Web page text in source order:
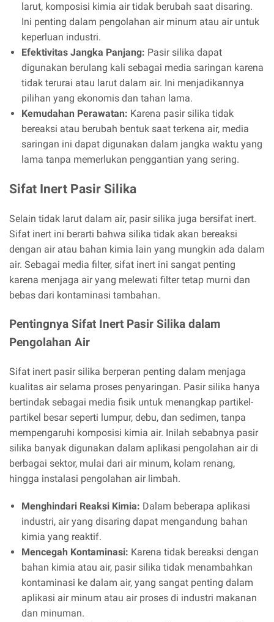
larut, komposisi kimia air tidak berubah saat disaring.
Ini penting dalam pengolahan air minum atau air untuk
keperluan industri.
Efektivitas Jangka Panjang: Pasir silika dapat
digunakan berulang kali sebagai media saringan karena
tidak terurai atau larut dalam air. Ini menjadikannya
pilihan yang ekonomis dan tahan lama.
Kemudahan Perawatan: Karena pasir silika tidak
bereaksi atau berubah bentuk saat terkena air, media
saringan ini dapat digunakan dalam jangka waktu yang
lama tanpa memerlukan penggantian yang sering.
Sifat Inert Pasir Silika
Selain tidak larut dalam air, pasir silika juga bersifat inert.
Sifat inert ini berarti bahwa silika tidak akan bereaksi
dengan air atau bahan kimia lain yang mungkin ada dalam
air. Sebagai media filter, sifat inert ini sangat penting
karena menjaga air yang melewati filter tetap murni dan
bebas dari kontaminasi tambahan.
Pentingnya Sifat Inert Pasir Silika dalam
Pengolahan Air
Sifat inert pasir silika berperan penting dalam menjaga
kualitas air selama proses penyaringan. Pasir silika hanya
bertindak sebagai media fisik untuk menangkap partikel-
partikel besar seperti lumpur, debu, dan sedimen, tanpa
mempengaruhi komposisi kimia air. Inilah sebabnya pasir
silika banyak digunakan dalam aplikasi pengolahan air di
berbagai sektor, mulai dari air minum, kolam renang,
hingga instalasi pengolahan air limbah.
Menghindari Reaksi Kimia: Dalam beberapa aplikasi
industri, air yang disaring dapat mengandung bahan
kimia yang reaktif.
Mencegah Kontaminasi: Karena tidak bereaksi dengan
bahan kimia atau air, pasir silika tidak menambahkan
kontaminasi ke dalam air, yang sangat penting dalam
aplikasi air minum atau air proses di industri makanan
dan minuman.